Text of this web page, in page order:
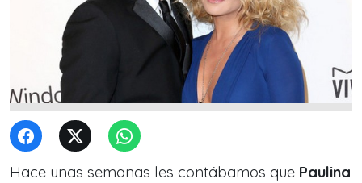
Hace unas semanas les contábamos que Paulina